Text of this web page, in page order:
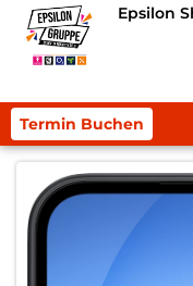
Epsilon
Termin Buchen